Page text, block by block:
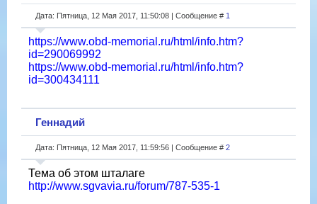
Дата: Пятница, 12 Мая 2017, 11:50:08 | Сообщение # 1
https://www.obd-memorial.ru/html/info.htm?
id=290069992
https://www.obd-memorial.ru/html/info.htm?
id=300434111
Геннадий
Дата: Пятница, 12 Мая 2017, 11:59:56 | Сообщение # 2
Тема об этом шталаге
http://www.sgvavia.ru/forum/787-535-1